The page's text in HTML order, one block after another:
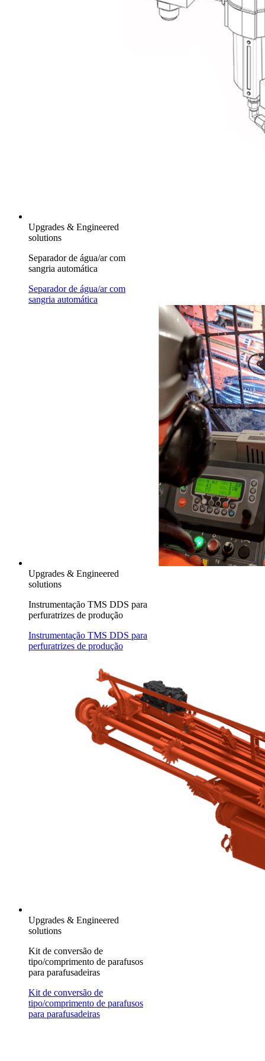
Upgrades & Engineered
solutions
Separador de água/ar com
sangria automática
Separador de água/ar com
sangria automática
Upgrades & Engineered
solutions
Instrumentação TMS DDS para
perfuratrizes de produção
Instrumentação TMS DDS para
perfuratrizes de produção
Upgrades & Engineered
solutions
Kit de conversão de
tipo/comprimento de parafusos
para parafusadeiras
Kit de conversão de
tipo/comprimento de parafusos
para parafusadeiras